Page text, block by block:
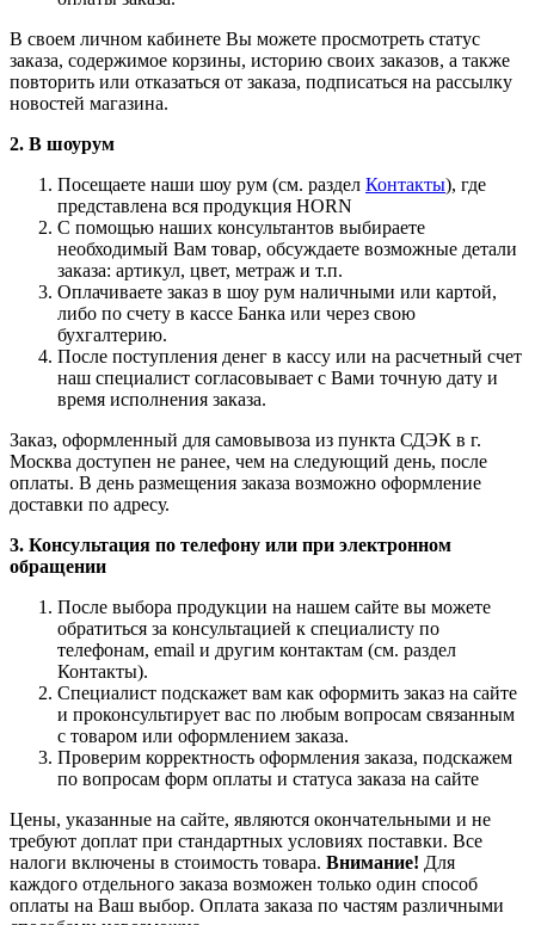
Фильтр для краски многоразовый 150 мкм
ХАРАКТЕРИСТИКИ
Степень очистки 150 мкм
Многоразовая воронка-фильтр
НАЗНАЧНИЕ
Предназначена для фильтрации любых видов ЛКМ
перед их нанесением.
Для фильтрации колерованного материала
рекомендуется использовать фильтры 50-150 мкм. Для
глянца и полумата можно использовать 50 мкм, для
матовых 150мкм.
1. Заказ через интернет-магазин
нескольких шагов.
После выбора товара нажмите кнопкуВ корзину
В случае, если вы уже вошли в личный кабинет на
Если вы еще не успели войти в личный кабинет или не
зарегистированы, просто укажите свой номер телефона
последние 4 цифры номера входящего звонка или
можно подтвердитьиначеи придет смс с кодом.
После окончательного выбора товаров все товары
появятся в
суммы вашего заказа
Нажав кнопкуПерейти к оформлениювам необходимо
указать способ доставки и способ оплаты заказа
В случае отправления заказа транспортной компанией
понадобиться указать дополнительные сведения о
После чего слева будет сформирован отчет о сумме
заказа, весе посылки и стоимости доставки
Нажав слева под отчетом кнопкуОформить заказ
резерв будет сохранен и ему будет присвоен номер
заказа